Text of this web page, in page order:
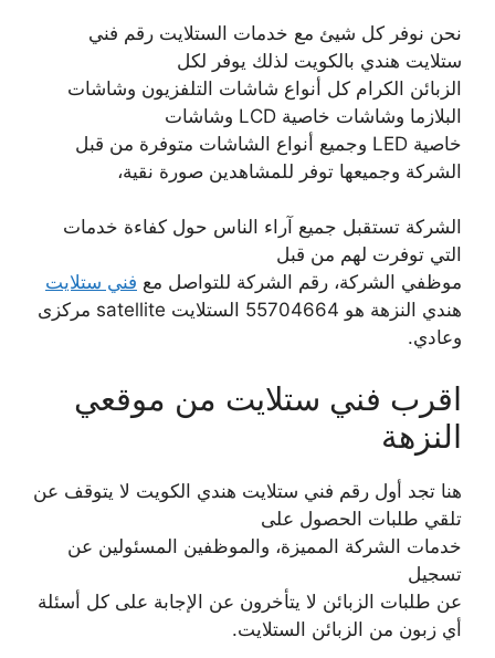
نحن نوفر كل شيئ مع خدمات الستلايت رقم فني
ستلايت هندي بالكويت لذلك يوفر لكل
الزبائن الكرام كل أنواع شاشات التلفزيون وشاشات
البلازما وشاشات خاصية LCD وشاشات
خاصية LED وجميع أنواع الشاشات متوفرة من قبل
الشركة وجميعها توفر للمشاهدين صورة نقية،
الشركة تستقبل جميع آراء الناس حول كفاءة خدمات
التي توفرت لهم من قبل
موظفي الشركة، رقم الشركة للتواصل مع فني ستلايت
هندي النزهة هو 55704664 الستلايت satellite مركزى
وعادي.
اقرب فني ستلايت من موقعي
النزهة
هنا تجد أول رقم فني ستلايت هندي الكويت لا يتوقف عن
تلقي طلبات الحصول على
خدمات الشركة المميزة، والموظفين المسئولين عن
تسجيل
عن طلبات الزبائن لا يتأخرون عن الإجابة على كل أسئلة
أي زبون من الزبائن الستلايت.